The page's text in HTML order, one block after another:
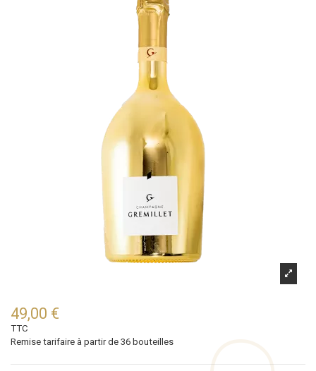
49,00 €
TTC
Remise tarifaire à partir de 36 bouteilles